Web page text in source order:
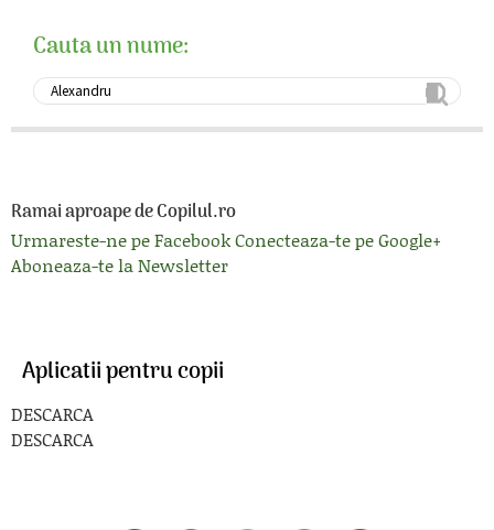
Cauta un nume:
Ramai aproape de Copilul.ro
Urmareste-ne pe FacebookConecteaza-te pe Google+
Aboneaza-te la Newsletter
Aplicatii pentru copii
DESCARCA
DESCARCA